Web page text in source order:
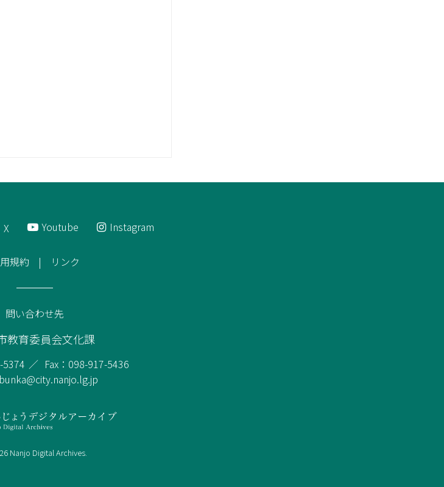
X Youtube Instagram
規約 リンク
問い合わせ先
教育委員会文化課
Fax：098-917-5436
Nanjo Digital Archives.